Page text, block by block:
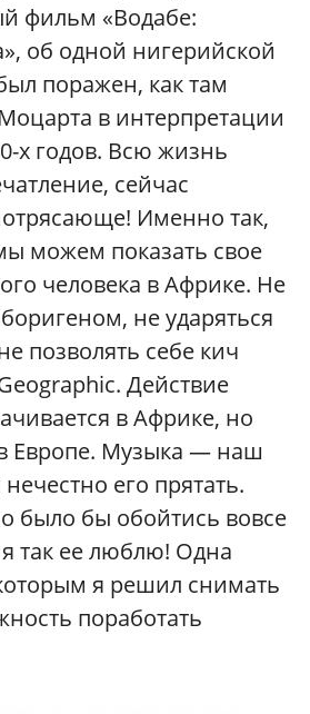
фильм «Водабе:
об одной нигерийской
поражен, как там
в интерпретации
х годов. Всю жизнь
сейчас
Именно так,
можем показать свое
человека в Африке. Не
не ударяться
позволять себе кич
Действие
в Африке, но
Европе. Музыка — наш
его прятать.
было бы обойтись вовсе
так ее люблю! Одна
я решил снимать
поработать